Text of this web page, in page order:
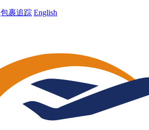
包裹追踪 English